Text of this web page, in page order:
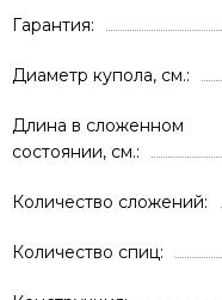
Гарантия
Диаметр купола, см.
Длина в сложенном
состоянии, см.
Количество сложений
Количество спиц